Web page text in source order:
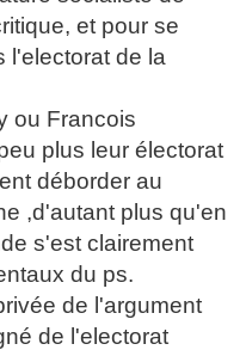
et pour se
l'electorat de la
ou Francois
plus leur électorat
déborder au
,d'autant plus qu'en
s'est clairement
du ps.
de l'argument
de l'electorat